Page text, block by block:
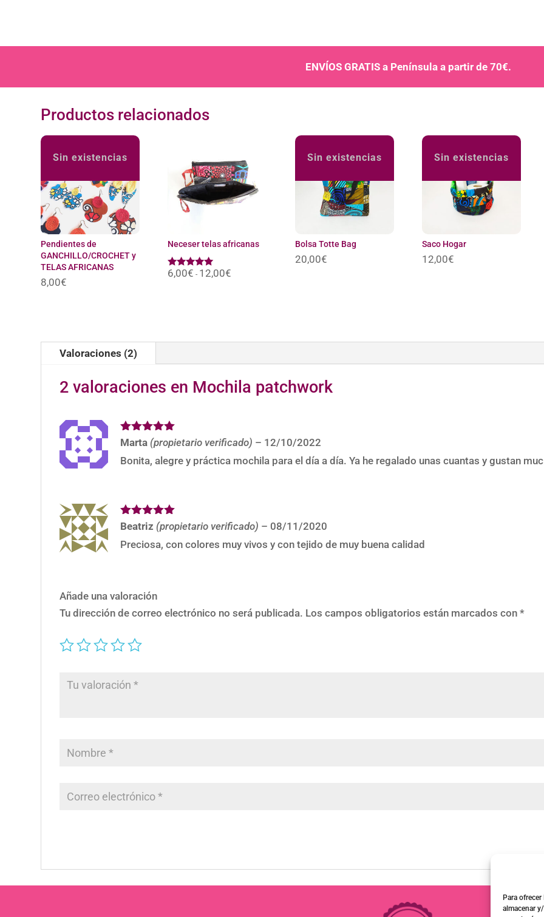
Para
almacenar
ENVÍOS GRATIS a Península a partir de 70€.
Productos relacionados
Pendientes de
GANCHILLO/CROCHET y
TELAS AFRICANAS
8,00€
Sin existencias
Neceser telas africanas
Valorado
6,00€ - 12,00€
Bolsa Totte Bag
20,00€
Sin existencias
Saco Hogar
12,00€
Sin existencias
Valoraciones (2)
2 valoraciones en Mochila patchwork
Valorado
de 5
Marta (propietario verificado) – 12/10/2022
Bonita, alegre y práctica mochila para el día a día. Ya he regalado unas cuantas y gustan
Valorado
de 5
Beatriz (propietario verificado) – 08/11/2020
Preciosa, con colores muy vivos y con tejido de muy buena calidad
Añade una valoración
Tu dirección de correo electrónico no será publicada. Los campos obligatorios están marcados con*